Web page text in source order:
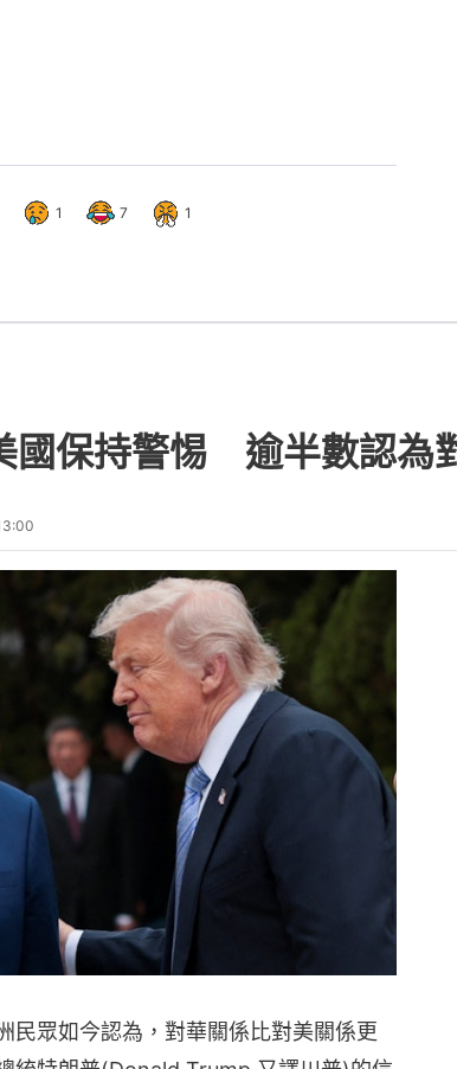
1 7 1
國保持警惕 逾半數認為
民眾如今認為，對華關係比對美關係更